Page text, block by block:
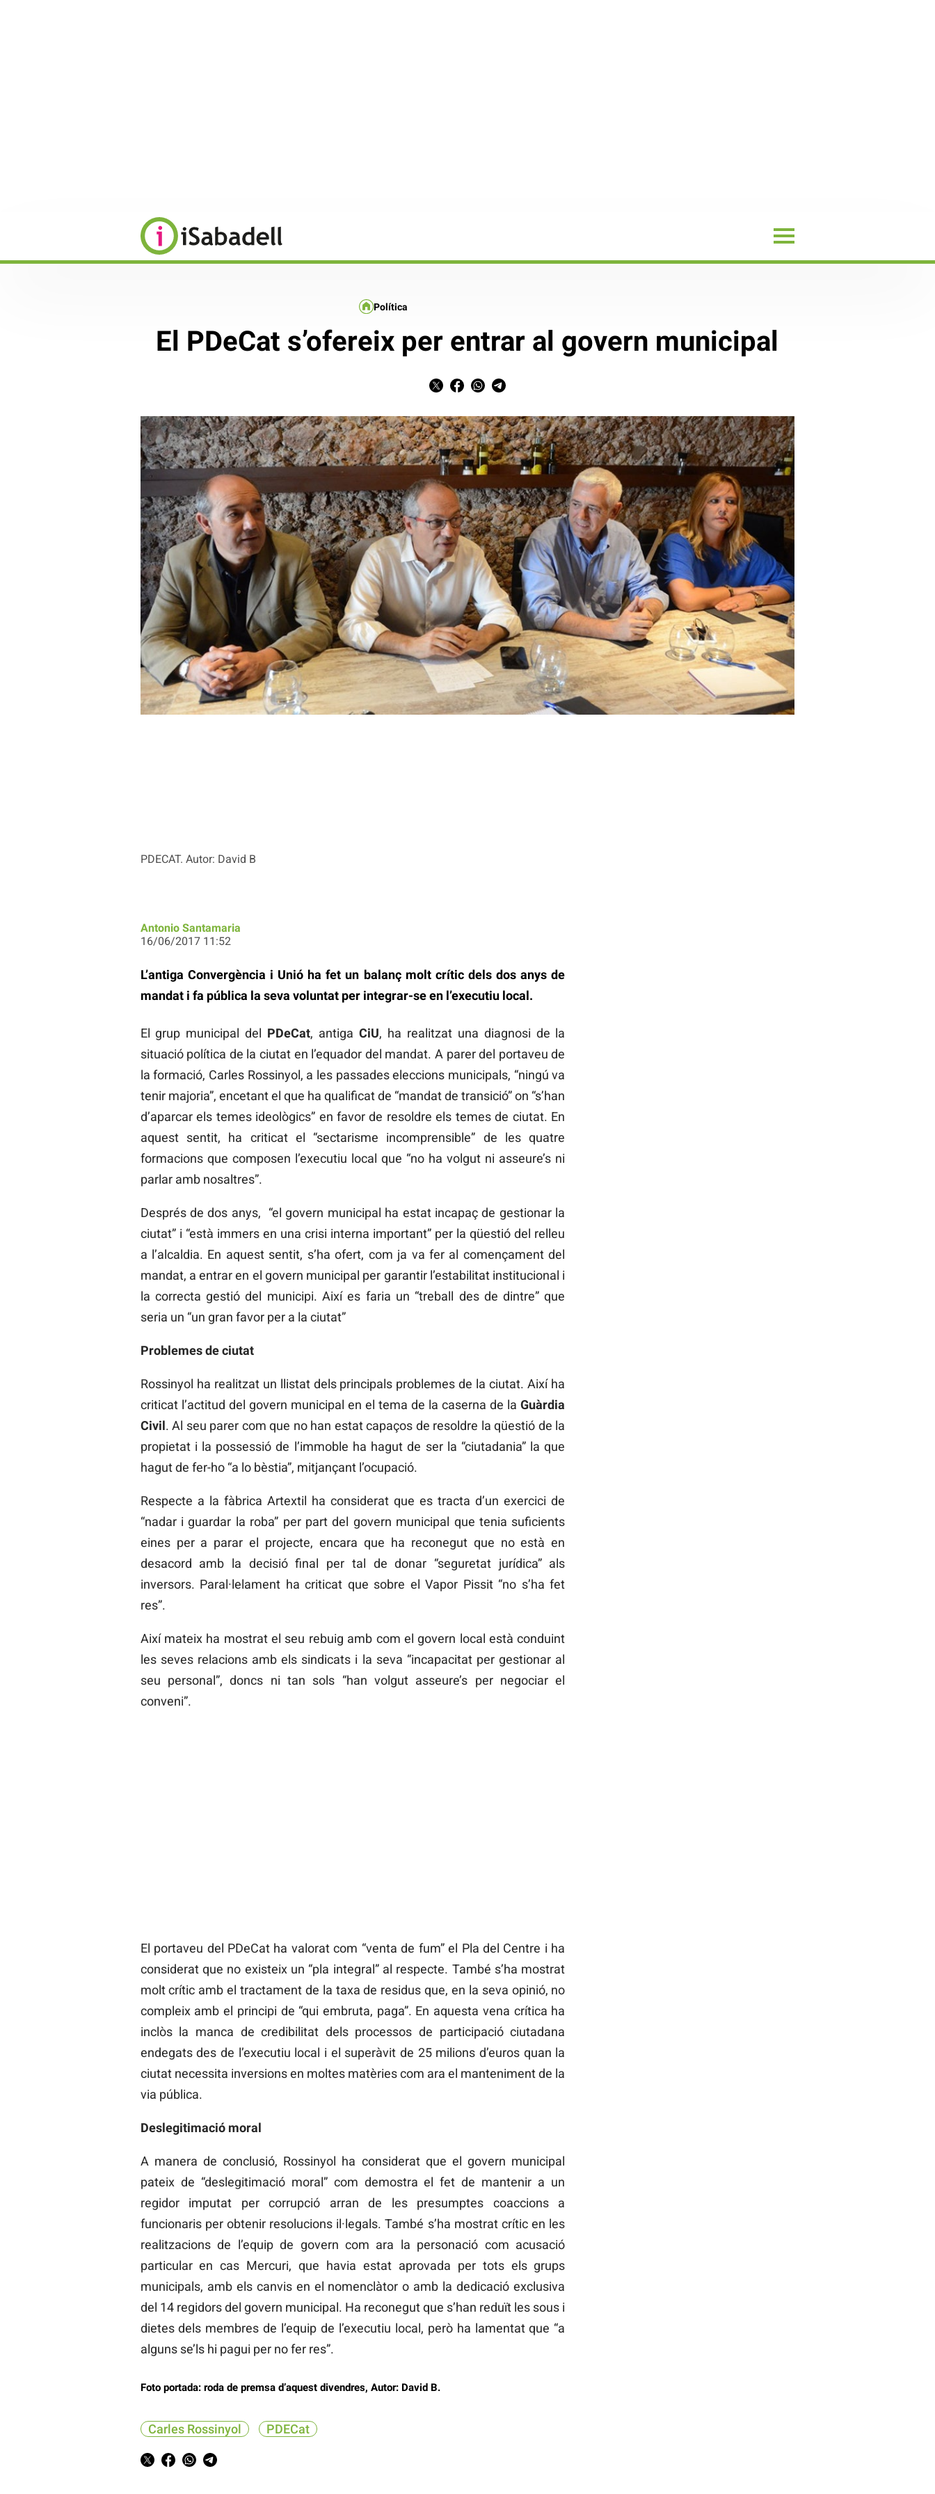
PDECAT. Autor: David B
Política
El PDeCat s’ofereix per entrar al govern municipal
Antonio Santamaria
16/06/2017 11:52
L’antiga Convergència i Unió ha fet un balanç molt crític dels dos anys de
mandat i fa pública la seva voluntat per integrar-se en l’executiu local.
El grup municipal del PDeCat, antigaCiU, ha realitzat una diagnosi de la
situació política de la ciutat en l’equador del mandat. A parer del portaveu de
la formació, Carles Rossinyol, a les passades eleccions municipals, “ningú va
tenir majoria”, encetant el que ha qualificat de “mandat de transició” on “s’han
d’aparcar els temes ideològics” en favor de resoldre els temes de ciutat. En
aquest sentit, ha criticat el “sectarisme incomprensible” de les quatre
formacions que composen l’executiu local que “no ha volgut ni asseure’s ni
parlar amb nosaltres”.
Després de dos anys, “el govern municipal ha estat incapaç de gestionar la
ciutat” i “està immers en una crisi interna important” per la qüestió del relleu
a l’alcaldia. En aquest sentit, s’ha ofert, com ja va fer al començament del
mandat, a entrar en el govern municipal per garantir l’estabilitat institucional i
la correcta gestió del municipi. Així es faria un “treball des de dintre” que
seria un “un gran favor per a la ciutat”
Problemes de ciutat
Rossinyol ha realitzat un llistat dels principals problemes de la ciutat. Així ha
criticat l’actitud del govern municipal en el tema de la caserna de laGuàrdia
Civil. Al seu parer com que no han estat capaços de resoldre la qüestió de la
propietat i la possessió de l’immoble ha hagut de ser la “ciutadania” la que
hagut de fer-ho “a lo bèstia”, mitjançant l’ocupació.
Respecte a la fàbrica Artextil ha considerat que es tracta d’un exercici de
“nadar i guardar la roba” per part del govern municipal que tenia suficients
eines per a parar el projecte, encara que ha reconegut que no està en
desacord amb la decisió final per tal de donar “seguretat jurídica” als
inversors. Paral·lelament ha criticat que sobre el Vapor Pissit “no s’ha fet
res”.
Així mateix ha mostrat el seu rebuig amb com el govern local està conduint
les seves relacions amb els sindicats i la seva “incapacitat per gestionar al
seu personal”, doncs ni tan sols “han volgut asseure’s per negociar el
conveni”.
El portaveu del PDeCat ha valorat com “venta de fum” el Pla del Centre i ha
considerat que no existeix un “pla integral” al respecte. També s’ha mostrat
molt crític amb el tractament de la taxa de residus que, en la seva opinió, no
compleix amb el principi de “qui embruta, paga”. En aquesta vena crítica ha
inclòs la manca de credibilitat dels processos de participació ciutadana
endegats des de l’executiu local i el superàvit de 25 milions d’euros quan la
ciutat necessita inversions en moltes matèries com ara el manteniment de la
via pública.
Deslegitimació moral
A manera de conclusió, Rossinyol ha considerat que el govern municipal
pateix de “deslegitimació moral” com demostra el fet de mantenir a un
regidor imputat per corrupció arran de les presumptes coaccions a
funcionaris per obtenir resolucions il·legals. També s’ha mostrat crític en les
realitzacions de l’equip de govern com ara la personació com acusació
particular en cas Mercuri, que havia estat aprovada per tots els grups
municipals, amb els canvis en el nomenclàtor o amb la dedicació exclusiva
del 14 regidors del govern municipal. Ha reconegut que s’han reduït les sous i
dietes dels membres de l’equip de l’executiu local, però ha lamentat que “a
alguns se’ls hi pagui per no fer res”.
Foto portada: roda de premsa d’aquest divendres, Autor: David B.
Carles Rossinyol PDECat